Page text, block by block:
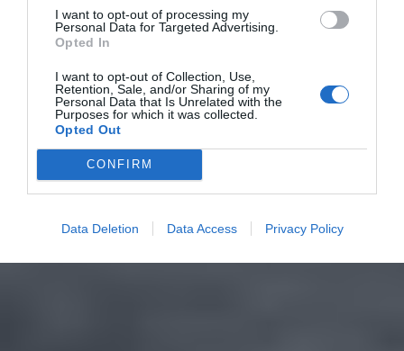
I want to opt-out of processing my
Personal Data for Targeted Advertising.
Opted In
I want to opt-out of Collection, Use,
Retention, Sale, and/or Sharing of my
Personal Data that Is Unrelated with the
Purposes for which it was collected.
Opted Out
CONFIRM
Data Deletion Data Access Privacy Policy